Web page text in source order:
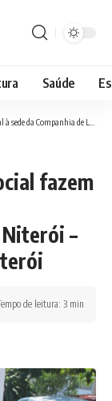
Saúde
de Niterói – Prefeitura Municipal de Niterói
fazem
–
de leitura: 3 min